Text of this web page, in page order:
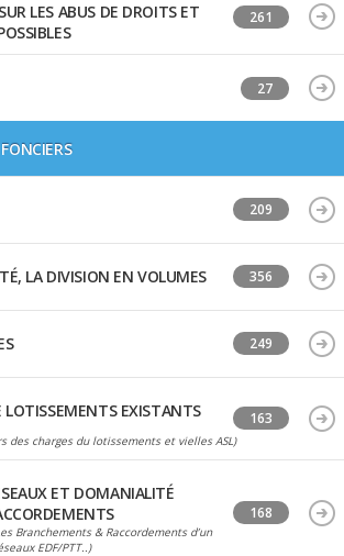
LES ABUS DE DROITS ET
261
27
209
LA DIVISION EN VOLUMES 356
249
LOTISSEMENTS EXISTANTS
des charges du lotissements et vielles ASL)
163
ET DOMANIALITÉ
Branchements & Raccordements d’un
EDF/PTT..)
168